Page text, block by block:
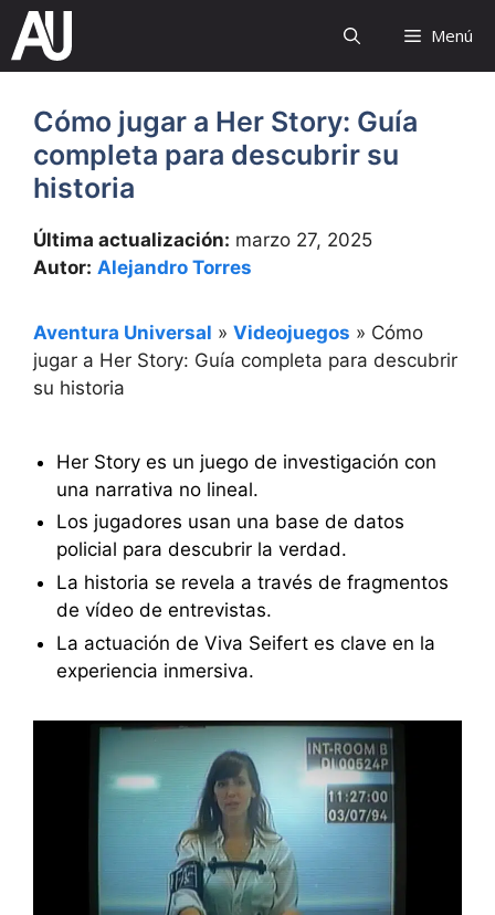
Saltar
contenido
Menú
Cómo jugar a Her Story: Guía
completa para descubrir su
historia
Última actualización: marzo 27, 2025
Autor: Alejandro Torres
Aventura Universal » Videojuegos » Cómo
jugar a Her Story: Guía completa para descubrir
su historia
Her Story es un juego de investigación con
una narrativa no lineal.
Los jugadores usan una base de datos
policial para descubrir la verdad.
La historia se revela a través de fragmentos
de vídeo de entrevistas.
La actuación de Viva Seifert es clave en la
experiencia inmersiva.